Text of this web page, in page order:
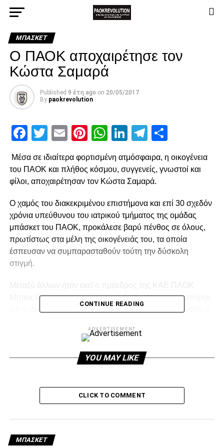
ΜΠΆΣΚΕΤ
Ο ΠΑΟΚ αποχαιρέτησε τον
Κώστα Σαμαρά
Published 9 έτη ago on 20/05/2017
By paokrevolution
Facebook
Twitter
EmailPinterest
WhatsApp
LinkedIn
Telegram
Μέσα σε ιδιαίτερα φορτισμένη ατμόσφαιρα, η οικογένεια
του ΠΑΟΚ και πλήθος κόσμου, συγγενείς, γνωστοί και
φίλοι, αποχαιρέτησαν τον Κώστα Σαμαρά.
Ο χαμός του διακεκριμένου επιστήμονα και επί 30 σχεδόν
χρόνια υπεύθυνου του ιατρικού τμήματος της ομάδας
μπάσκετ του ΠΑΟΚ, προκάλεσε βαρύ πένθος σε όλους,
πρωτίστως στα μέλη της οικογένειάς του, τα οποία
έσπευσαν να συμπαρασταθούν τούτη την δύσκολη
στιγμή.
Μεταξύ άλλων ήταν εκεί ο πρόεδρος της ΚΑΕ ΠΑΟΚ
Μπάνε Πρέλεβιτς, τα μέλη του Δ.Σ. Χρήστος Καραμπέρης
και ο ιδιαίτερα συγκινημένος Αριστοτέλης Καρακούσης, ο
προπονητής του ΠΑΟΚ Σούλης Μαρκόπουλος με τους
Καραΐσκο, ο αρχηγός του ΠΑΟΚ Βαγγέλης Μαργαρίτης
CONTINUE READING
ADVERTISEMENT
YOU MAY LIKE
CLICK TO COMMENT
ΜΠΆΣΚΕΤ